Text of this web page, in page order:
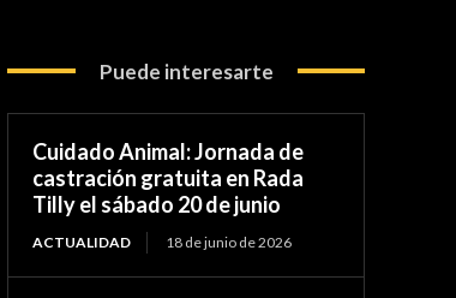
Puede interesarte
Cuidado Animal: Jornada de
castración gratuita en Rada
Tilly el sábado 20 de junio
ACTUALIDAD 18 de junio de 2026